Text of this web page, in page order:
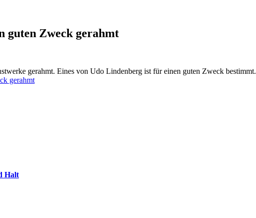
guten Zweck gerahmt
gerahmt. Eines von Udo Lindenberg ist für einen guten Zweck bestimmt.
gerahmt
Halt